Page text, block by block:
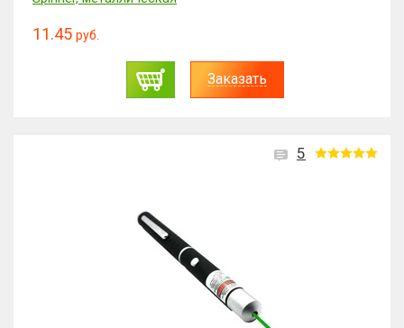
11.45 руб.
Заказать
5